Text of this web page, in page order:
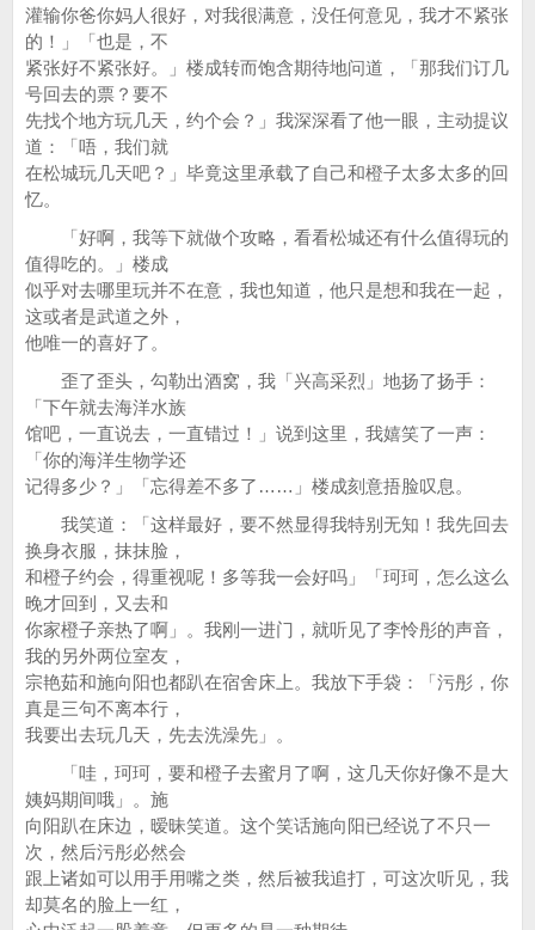
灌输你爸你妈人很好，对我很满意，没任何意见，我才不紧张
的！」「也是，不
紧张好不紧张好。」楼成转而饱含期待地问道，「那我们订几
号回去的票？要不
先找个地方玩几天，约个会？」我深深看了他一眼，主动提议
道：「唔，我们就
在松城玩几天吧？」毕竟这里承载了自己和橙子太多太多的回
忆。
「好啊，我等下就做个攻略，看看松城还有什么值得玩的
值得吃的。」楼成
似乎对去哪里玩并不在意，我也知道，他只是想和我在一起，
这或者是武道之外，
他唯一的喜好了。
歪了歪头，勾勒出酒窝，我「兴高采烈」地扬了扬手：
「下午就去海洋水族
馆吧，一直说去，一直错过！」说到这里，我嬉笑了一声：
「你的海洋生物学还
记得多少？」「忘得差不多了……」楼成刻意捂脸叹息。
我笑道：「这样最好，要不然显得我特别无知！我先回去
换身衣服，抹抹脸，
和橙子约会，得重视呢！多等我一会好吗」「珂珂，怎么这么
晚才回到，又去和
你家橙子亲热了啊」。我刚一进门，就听见了李怜彤的声音，
我的另外两位室友，
宗艳茹和施向阳也都趴在宿舍床上。我放下手袋：「污彤，你
真是三句不离本行，
我要出去玩几天，先去洗澡先」。
「哇，珂珂，要和橙子去蜜月了啊，这几天你好像不是大
姨妈期间哦」。施
向阳趴在床边，暧昧笑道。这个笑话施向阳已经说了不只一
次，然后污彤必然会
跟上诸如可以用手用嘴之类，然后被我追打，可这次听见，我
却莫名的脸上一红，